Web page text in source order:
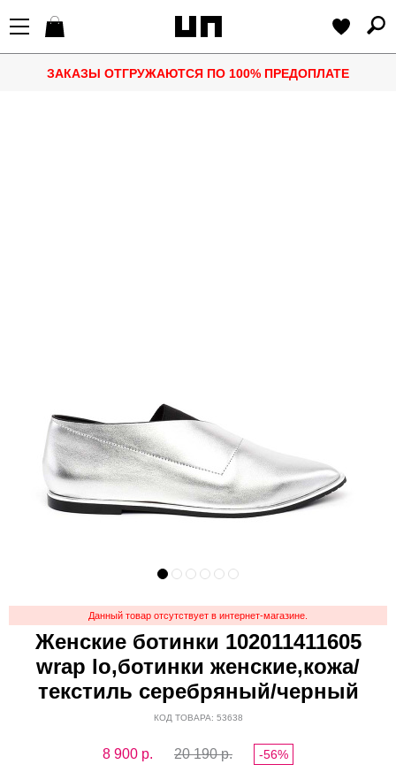
ЗАКАЗЫ ОТГРУЖАЮТСЯ ПО 100% ПРЕДОПЛАТЕ
Данный товар отсутствует в интернет-магазине.
Женские ботинки 102011411605
wrap lo,ботинки женские,кожа/
текстиль серебряный/черный
КОД ТОВАРА: 53638
8 900 р. 20 190 р. -56%